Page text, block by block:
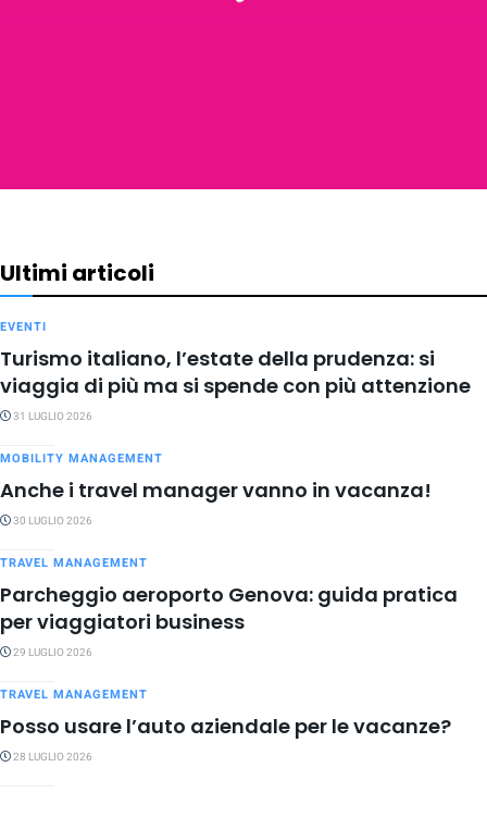
Ultimi articoli
EVENTI
Turismo italiano, l’estate della prudenza: si
viaggia di più ma si spende con più attenzione
31 LUGLIO 2026
MOBILITY MANAGEMENT
Anche i travel manager vanno in vacanza!
30 LUGLIO 2026
TRAVEL MANAGEMENT
Parcheggio aeroporto Genova: guida pratica
per viaggiatori business
29 LUGLIO 2026
TRAVEL MANAGEMENT
Posso usare l’auto aziendale per le vacanze?
28 LUGLIO 2026